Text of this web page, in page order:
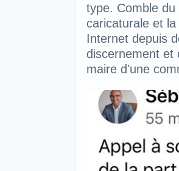
type. Comble
caricaturale et
Internet depuis
discernement et
maire d'une